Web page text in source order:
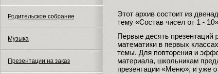
Родительское собрание
Музыка
Презентации на заказ
Этот архив состоит из
тему «Состав чисел от 1 -
Первые десять презентаций
математики в первых
темы. Для повторения и
материала, школьникам
презентации «Меню», и уже